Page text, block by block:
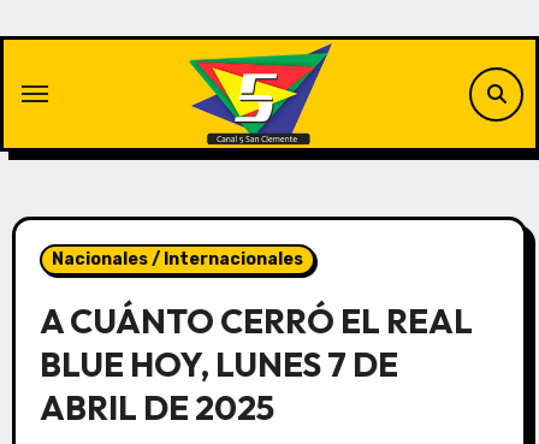
contenido
Nacionales / Internacionales
A CUÁNTO CERRÓ EL REAL
BLUE HOY, LUNES 7 DE
ABRIL DE 2025